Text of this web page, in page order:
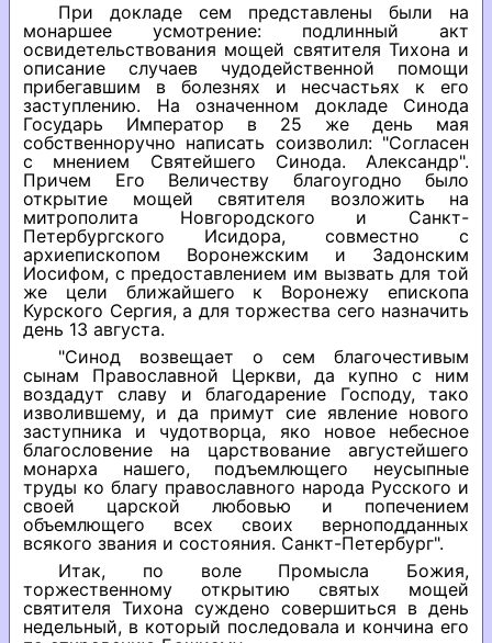
При докладе сем представлены были на
монаршее усмотрение: подлинный акт
освидетельствования мощей святителя Тихона и
описание случаев чудодейственной помощи
прибегавшим в болезнях и несчастьях к его
заступлению. На означенном докладе Синода
Государь Император в 25 же день мая
собственноручно написать соизволил: "Согласен
с мнением Святейшего Синода. Александр".
Причем Его Величеству благоугодно было
открытие мощей святителя возложить на
митрополита Новгородского и Санкт-
Петербургского Исидора, совместно с
архиепископом Воронежским и Задонским
Иосифом, с предоставлением им вызвать для той
же цели ближайшего к Воронежу епископа
Курского Сергия, а для торжества сего назначить
день 13 августа.
"Синод возвещает о сем благочестивым
сынам Православной Церкви, да купно с ним
воздадут славу и благодарение Господу, тако
изволившему, и да примут сие явление нового
заступника и чудотворца, яко новое небесное
благословение на царствование августейшего
монарха нашего, подъемлющего неусыпные
труды ко благу православного народа Русского и
своей царской любовью и попечением
объемлющего всех своих верноподданных
всякого звания и состояния. Санкт-Петербург".
Итак, по воле Промысла Божия,
торжественному открытию святых мощей
святителя Тихона суждено совершиться в день
недельный, в который последовала и кончина его